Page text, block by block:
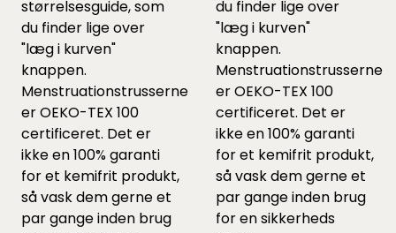
størrelsesguide, som
du finder lige over
"læg i kurven"
knappen.
Menstruationstrusserne
er OEKO-TEX 100
certificeret. Det er
ikke en 100% garanti
for et kemifrit produkt,
så vask dem gerne et
par gange inden brug
du finder lige over
"læg i kurven"
knappen.
Menstruationstrusserne
er OEKO-TEX 100
certificeret. Det er
ikke en 100% garanti
for et kemifrit produkt,
så vask dem gerne et
par gange inden brug
for en sikkerheds